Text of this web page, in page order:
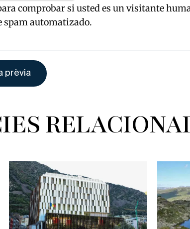
comprobar si usted es un visitante
spam automatizado.